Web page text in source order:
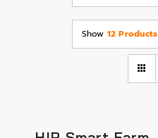
Show 12 Products